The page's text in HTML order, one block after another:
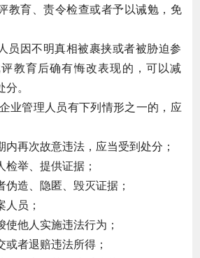
教育、责令检查或者予以诫勉，免
员因不明真相被裹挟或者被胁迫参
教育后确有悔改表现的，可以减
。
业管理人员有下列情形之一的，应
内再次故意违法，应当受到处分；
检举、提供证据；
伪造、隐匿、毁灭证据；
人员；
使他人实施违法行为；
或者退赔违法所得；